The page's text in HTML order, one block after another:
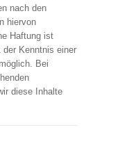
nach den
hiervon
Haftung ist
Kenntnis einer
Bei
diese Inhalte